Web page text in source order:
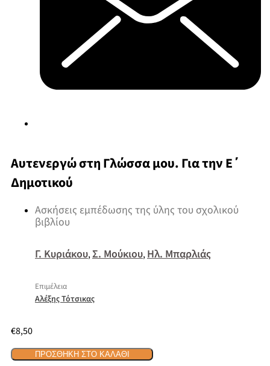
Αυτενεργώ στη Γλώσσα μου. Για την Ε΄
Δημοτικού
Ασκήσεις εμπέδωσης της ύλης του σχολικού
βιβλίου
Γ. Κυριάκου,Σ. Μούκιου,Ηλ. Μπαρλιάς
Επιμέλεια
Αλέξης Τότσικας
€8,50
ΠΡΟΣΘΉΚΗ ΣΤΟ ΚΑΛΆΘΙ